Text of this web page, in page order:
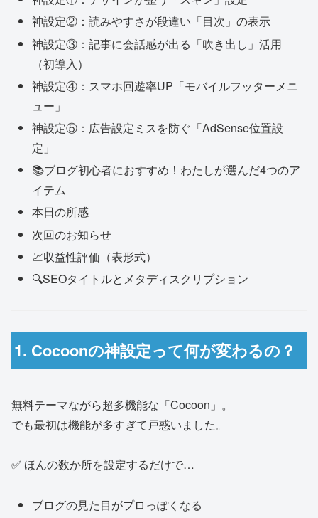
神設定②：読みやすさが段違い「目次」の表示
神設定③：記事に会話感が出る「吹き出し」活用
（初導入）
神設定④：スマホ回遊率UP「モバイルフッターメニ
ュー」
神設定⑤：広告設定ミスを防ぐ「AdSense位置設
定」
📚ブログ初心者におすすめ！わたしが選んだ4つのア
イテム
本日の所感
次回のお知らせ
💹収益性評価（表形式）
🔍SEOタイトルとメタディスクリプション
1. Cocoonの神設定って何が変わるの？
無料テーマながら超多機能な「Cocoon」。
でも最初は機能が多すぎて戸惑いました。
✅ ほんの数か所を設定するだけで…
ブログの見た目がプロっぽくなる